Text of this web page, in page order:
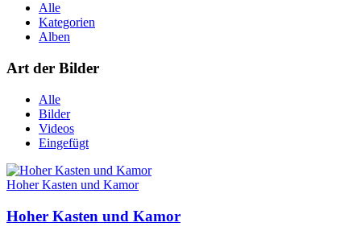
Alle
Kategorien
Alben
Art der Bilder
Alle
Bilder
Videos
Eingefügt
Hoher Kasten und Kamor
Hoher Kasten und Kamor